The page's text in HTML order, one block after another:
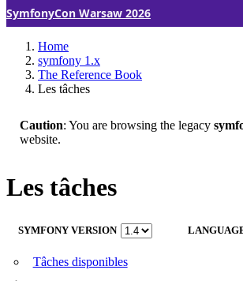
SymfonyCon Warsaw 2026
Home
symfony 1.x
The Reference Book
Les tâches
Caution: You are browsing the legacy
website.
Les tâches
SYMFONY VERSION
Tâches disponibles